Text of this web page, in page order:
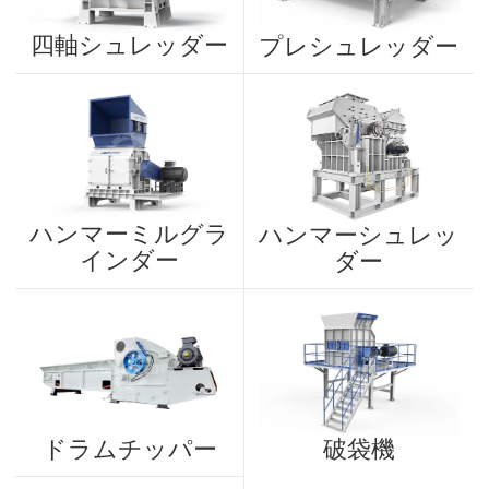
四軸シュレッダー プレシュレッダー
ハンマーミルグラ
インダー
ハンマーシュレッ
ダー
ドラムチッパー 破袋機